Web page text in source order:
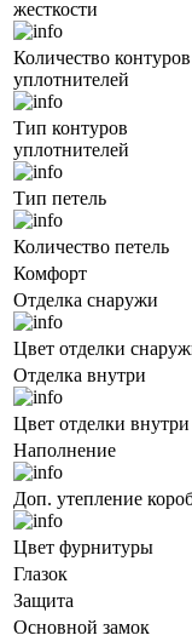
жесткости
Количество контуров
уплотнителей
Тип контуров
уплотнителей
Тип петель
Количество петель
Комфорт
Отделка снаружи
Цвет отделки
Отделка внутри
Цвет отделки внутри
Наполнение
Доп. утепление
Цвет фурнитуры
Глазок
Защита
Основной замок